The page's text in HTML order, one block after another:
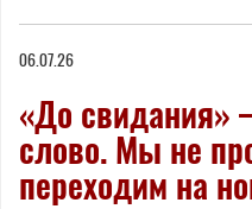
06.07.26
«До свидания»
слово. Мы не
переходим на